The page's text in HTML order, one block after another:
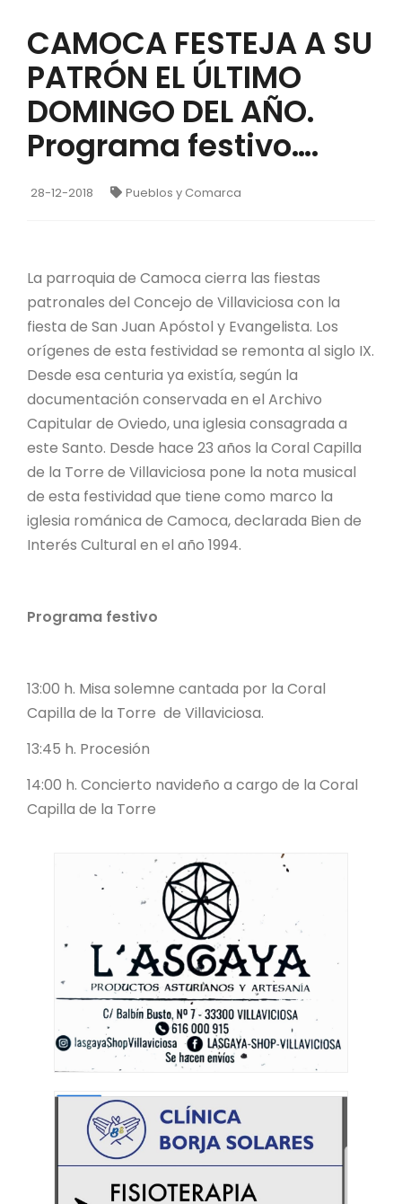
CAMOCA FESTEJA A SU
PATRÓN EL ÚLTIMO
DOMINGO DEL AÑO.
Programa festivo….
28-12-2018 Pueblos y Comarca
La parroquia de Camoca cierra las fiestas
patronales del Concejo de Villaviciosa con la
fiesta de San Juan Apóstol y Evangelista. Los
orígenes de esta festividad se remonta al siglo IX.
Desde esa centuria ya existía, según la
documentación conservada en el Archivo
Capitular de Oviedo, una iglesia consagrada a
este Santo. Desde hace 23 años la Coral Capilla
de la Torre de Villaviciosa pone la nota musical
de esta festividad que tiene como marco la
iglesia románica de Camoca, declarada Bien de
Interés Cultural en el año 1994.
Programa festivo
13:00 h. Misa solemne cantada por la Coral
Capilla de la Torre de Villaviciosa.
13:45 h. Procesión
14:00 h. Concierto navideño a cargo de la Coral
Capilla de la Torre